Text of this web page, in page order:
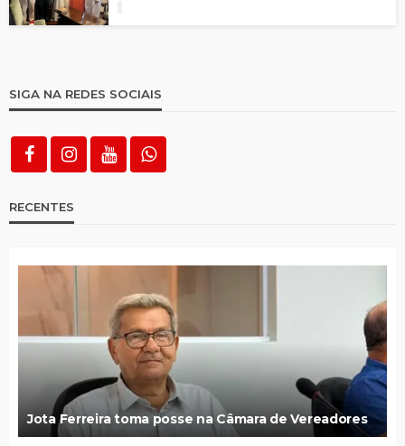
SIGA NA REDES SOCIAIS
RECENTES
Jota Ferreira toma posse na Câmara de Vereadores